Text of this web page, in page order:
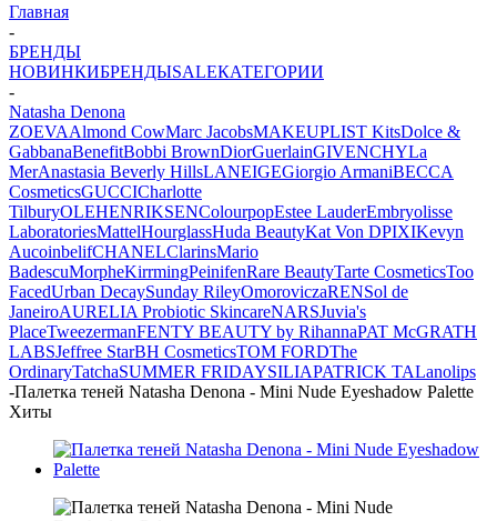
Главная
-
БРЕНДЫ
НОВИНКИБРЕНДЫSALEКАТЕГОРИИ
-
Natasha Denona
ZOEVAAlmond CowMarc JacobsMAKEUPLIST KitsDolce &
GabbanaBenefitBobbi BrownDiorGuerlainGIVENCHYLa
MerAnastasia Beverly HillsLANEIGEGiorgio ArmaniBECCA
CosmeticsGUCCICharlotte
TilburyOLEHENRIKSENColourpopEstee LauderEmbryolisse
LaboratoriesMattelHourglassHuda BeautyKat Von DPIXIKevyn
AucoinbelifCHANELClarinsMario
BadescuMorpheKirrmingPeinifenRare BeautyTarte CosmeticsToo
FacedUrban DecaySunday RileyOmoroviczaRENSol de
JaneiroAURELIA Probiotic SkincareNARSJuvia's
PlaceTweezermanFENTY BEAUTY by RihannaPAT McGRATH
LABSJeffree StarBH CosmeticsTOM FORDThe
OrdinaryTatchaSUMMER FRIDAYSILIAPATRICK TALanolips
-Палетка теней Natasha Denona - Mini Nude Eyeshadow Palette
Хиты